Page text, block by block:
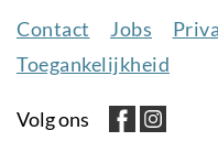
Juridisch
menu
Contact Jobs
Toegankelijkheid
Volg ons